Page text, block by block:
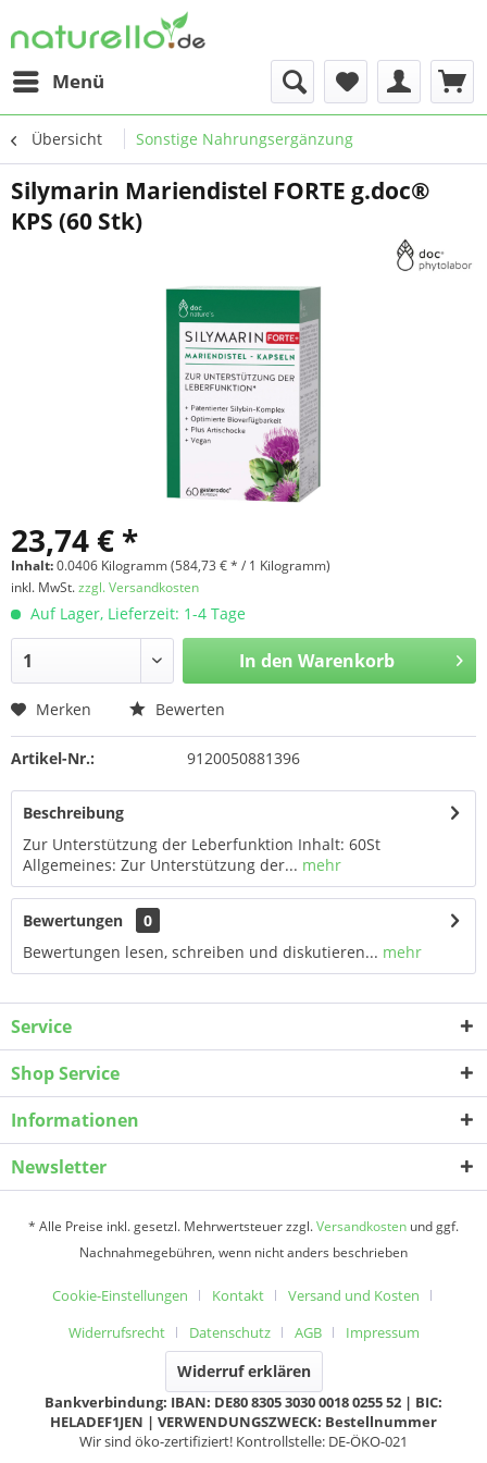
Menü
Übersicht Sonstige Nahrungsergänzung
Silymarin Mariendistel FORTE g.doc®
KPS (60 Stk)
23,74 € *
Inhalt:0.0406 Kilogramm (584,73 € * / 1 Kilogramm)
inkl. MwSt.zzgl. Versandkosten
Auf Lager, Lieferzeit: 1-4 Tage
In den Warenkorb
Merken Bewerten
Artikel-Nr.: 9120050881396
Beschreibung
Zur Unterstützung der Leberfunktion Inhalt: 60St
Allgemeines: Zur Unterstützung der... mehr
Bewertungen
0
Bewertungen lesen, schreiben und diskutieren... mehr
Service
Shop Service
Informationen
Newsletter
* Alle Preise inkl. gesetzl. Mehrwertsteuer zzgl.Versandkosten und ggf.
Nachnahmegebühren, wenn nicht anders beschrieben
Cookie-Einstellungen Kontakt
Versand und Kosten
Widerrufsrecht
Datenschutz AGB Impressum
Widerruf erklären
Bankverbindung: IBAN: DE80 8305 3030 0018 0255 52 | BIC:
HELADEF1JEN | VERWENDUNGSZWECK: Bestellnummer
Wir sind öko-zertifiziert! Kontrollstelle: DE-ÖKO-021